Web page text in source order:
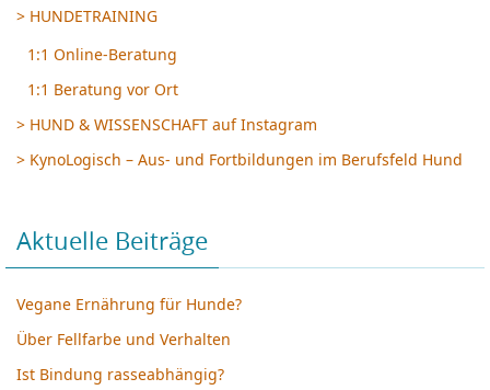
> HUNDETRAINING
1:1 Online-Beratung
1:1 Beratung vor Ort
> HUND & WISSENSCHAFT auf Instagram
> KynoLogisch – Aus- und Fortbildungen im Berufsfeld Hund
Aktuelle Beiträge
Vegane Ernährung für Hunde?
Über Fellfarbe und Verhalten
Ist Bindung rasseabhängig?